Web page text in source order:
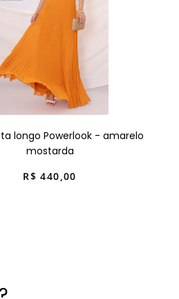
longo Powerlook - amarelo
mostarda
R$ 440,00